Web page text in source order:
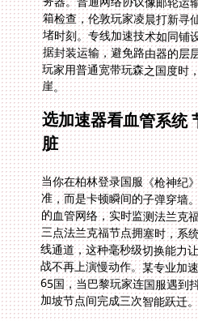
崖。
选加速器看血管系统
脏
当你在柏林登录国服《枪神纪
准，而是卡顿瞬间的子弹穿墙
的血管网络，实时监测法兰克
三点法兰克福节点拥塞时，系
线通道，这种毫秒级切换能力
战不再上演慢动作。某专业加
65国，当巴黎玩家连国服遇到
加坡节点间完成三次智能跃迁。